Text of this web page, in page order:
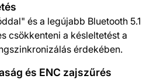
és a legújabb Bluetooth 5.1
csökkenteni a késleltetést a
érdekében.
és ENC zajszűrés